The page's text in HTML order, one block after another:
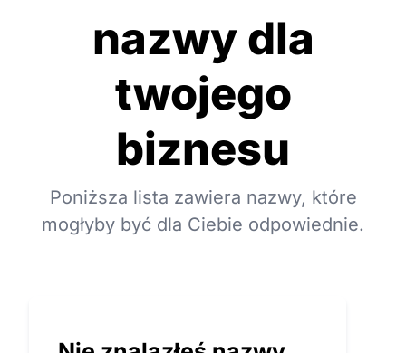
nazwy dla
twojego
biznesu
Poniższa lista zawiera nazwy, które
mogłyby być dla Ciebie odpowiednie.